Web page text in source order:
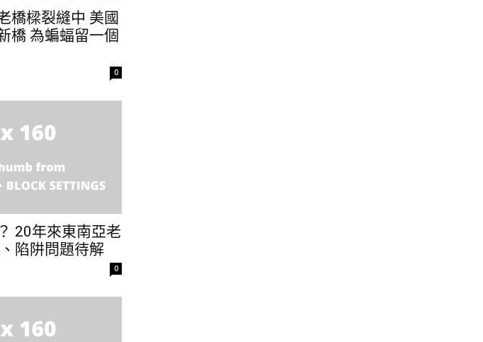
橋樑裂縫中 美國
橋 為蝙蝠留一個
0
20年來東南亞老
陷阱問題待解
0